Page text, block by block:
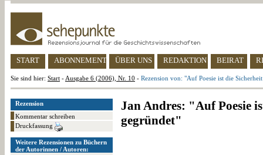
START ABONNEMENT ÜBER UNS REDAKTION BEIRAT
Sie sind hier: Start - Ausgabe 6 (2006), Nr. 10 - Rezension von: "Auf Poesie ist die
Rezension
Kommentar schreiben
Druckfassung
Weitere Rezensionen zu Büchern
der Autorinnen / Autoren:
Jan Andres: "Auf Poesie
gegründet"